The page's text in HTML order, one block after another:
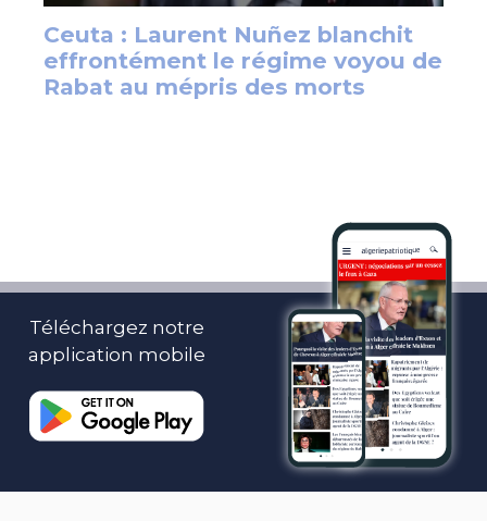
Téléchargez notre
application mobile